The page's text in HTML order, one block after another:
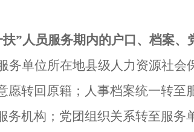
”人员服务期内的户口、档案、
务单位所在地县级人力资源社
愿转回原籍；人事档案统一转至
务机构；党团组织关系转至服